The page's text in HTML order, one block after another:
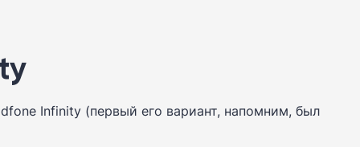
Infinity (первый его вариант, напомним, был